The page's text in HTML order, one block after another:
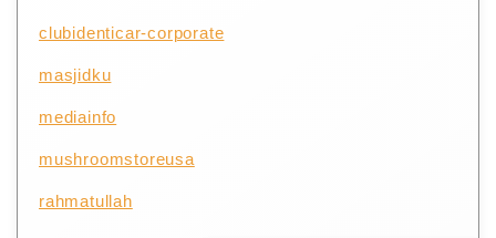
clubidenticar-corporate
masjidku
mediainfo
mushroomstoreusa
rahmatullah